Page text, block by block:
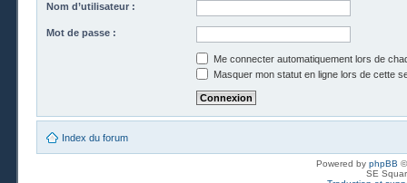
Nom d’utilisateur :
Mot de passe :
Me connecter automatiquement lors de
Masquer mon statut en ligne lors de cette
Index du forum
Powered by phpBB
SE